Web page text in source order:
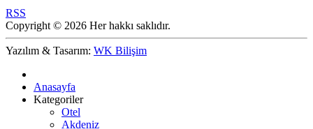
RSS
Copyright © 2026 Her hakkı saklıdır.
Yazılım & Tasarım: WK Bilişim
Anasayfa
Kategoriler
Otel
Akdeniz